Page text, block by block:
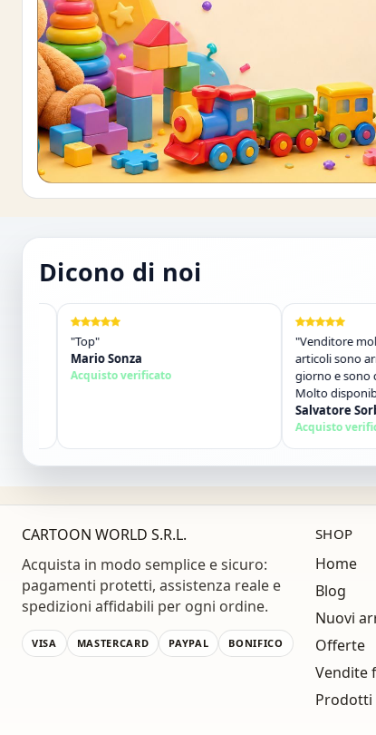
Iscriviti e ottieni subito uno sconto del
Dicono di noi
Mario Sonza
Acquisto verificato
"Venditore molto
articoli sono arrivati
giorno e sono come
Molto disponibili
Consigliato."
Salvatore Sorbo
Acquisto verificato
CARTOON WORLD S.R.L.
Acquista in modo semplice e sicuro:
pagamenti protetti, assistenza reale e
spedizioni affidabili per ogni ordine.
VISA MASTERCARD PAYPAL BONIFICO
SHOP
Home
Blog
Nuovi
Offerte
Vendite
Prodotti